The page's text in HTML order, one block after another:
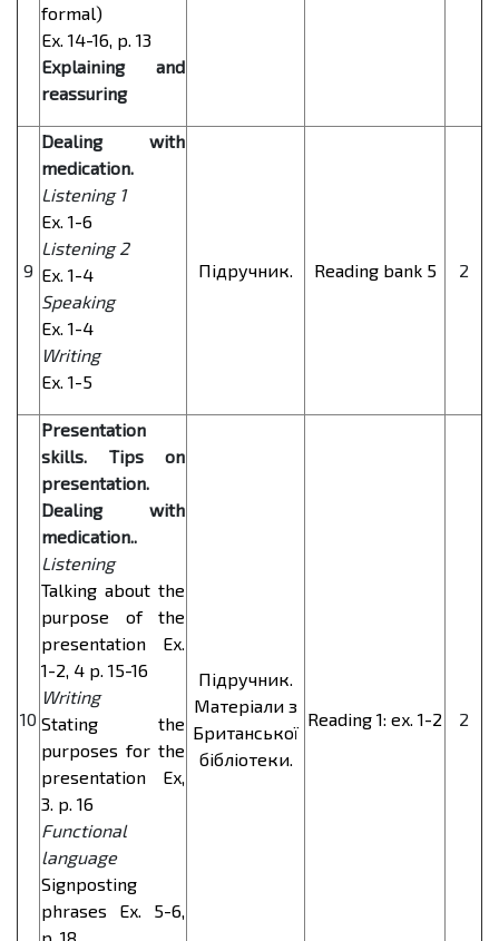
formal)
Ex. 14-16, p. 13
Explaining and
reassuring
9
Dealing with
medication.
Listening 1
Ex. 1-6
Listening 2
Ex. 1-4
Speaking
Ex. 1-4
Writing
Ex. 1-5
Підручник. Reading bank 5 2
10
Presentation
skills. Tips on
presentation.
Dealing with
medication..
Listening
Talking about the
purpose of the
presentation Ex.
1-2, 4 p. 15-16
Writing
Stating the
purposes for the
presentation Ex,
3. p. 16
Functional
language
Signposting
phrases Ex. 5-6,
Підручник.
Матеріали з
Британської
бібліотеки.
Reading 1: ex. 1-2 2